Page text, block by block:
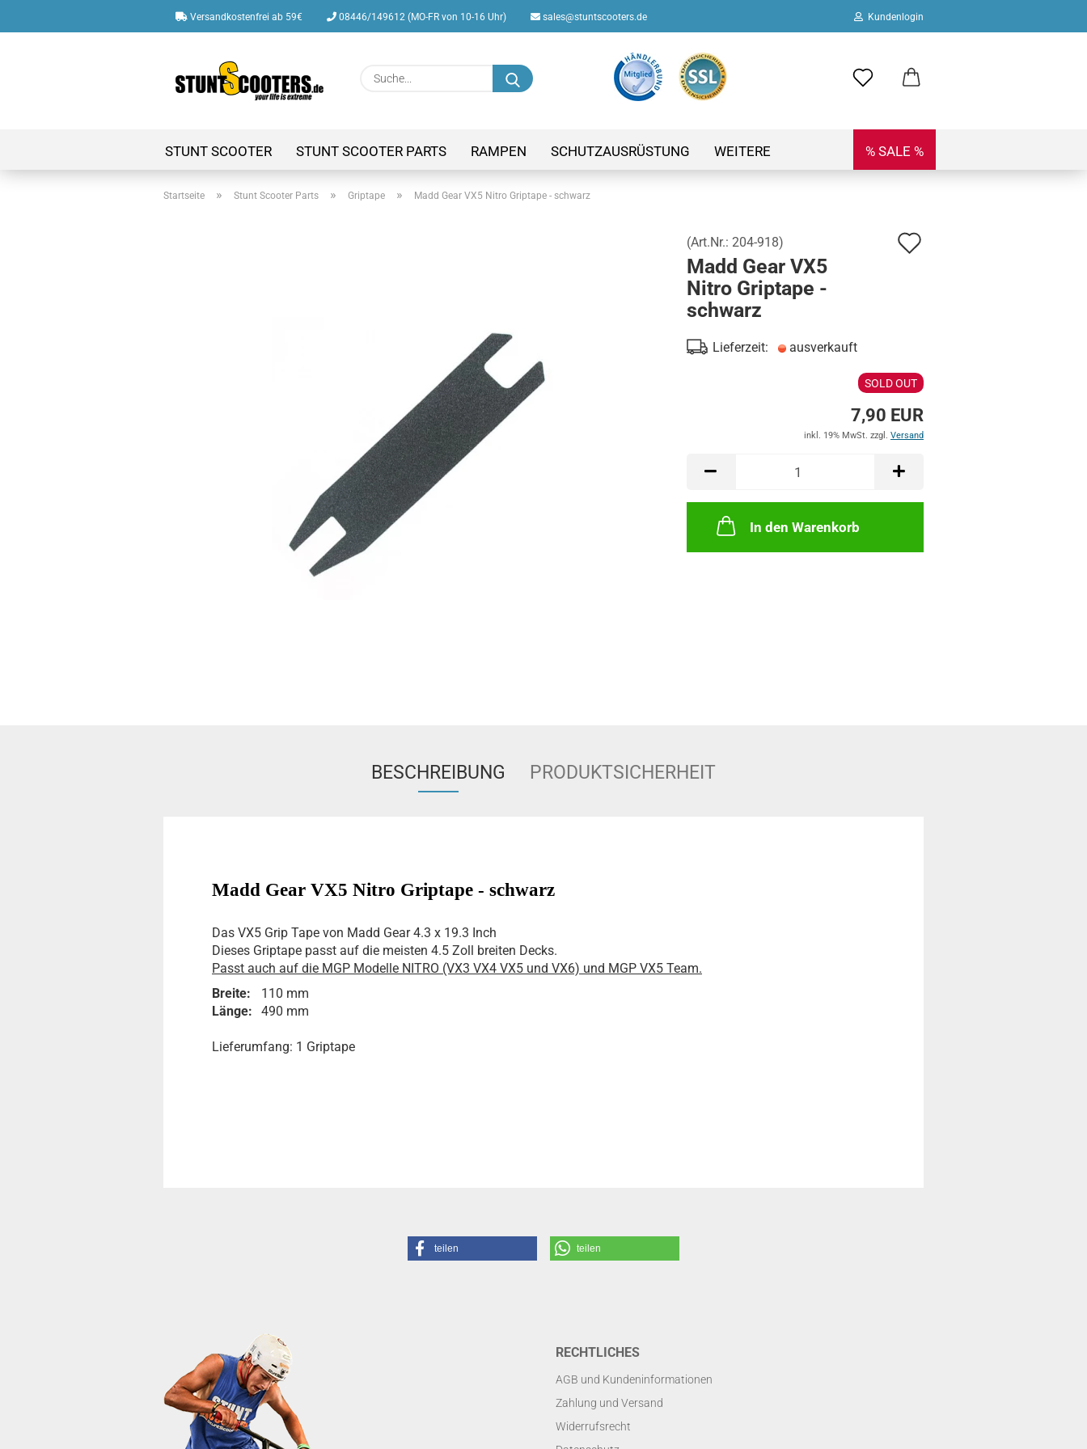
Versandkostenfrei ab 59€ 08446/149612 (MO-FR von 10-16 Uhr) sales@stuntscooters.de Kundenlogin
Passwort
Konto erstellen
Passwort vergessen?
Suche...
STUNT SCOOTER STUNT SCOOTER PARTS RAMPEN SCHUTZAUSRÜSTUNG % SALE %
WEITERE
Startseite » Stunt Scooter Parts » Griptape » Madd Gear VX5 Nitro Griptape - schwarz
(Art.Nr.: 204-918)
Madd Gear VX5
Nitro Griptape -
schwarz
Lieferzeit: ausverkauft
SOLD OUT
7,90 EUR
inkl. 19% MwSt. zzgl. Versand
In den Warenkorb
BESCHREIBUNG PRODUKTSICHERHEIT
Madd Gear VX5 Nitro Griptape - schwarz
Das VX5 Grip Tape von Madd Gear 4.3 x 19.3 Inch
Dieses Griptape passt auf die meisten 4.5 Zoll breiten Decks.
Passt auch auf die MGP Modelle NITRO (VX3 VX4 VX5 und VX6) und MGP VX5 Team.
Breite:
Länge:
110 mm
490 mm
Lieferumfang: 1 Griptape
teilen teilen
RECHTLICHES
AGB und Kundeninformationen
Zahlung und Versand
Widerrufsrecht